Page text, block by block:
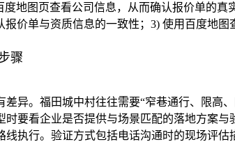
地图页查看公司信息，从而确认报价单的
价单与资质信息的一致性；3) 使用百度地
骤
异。福田城中村往往需要“窄巷通行、限
要看企业是否提供与场景匹配的落地方案
执行。验证方式包括电话沟通时的现场评